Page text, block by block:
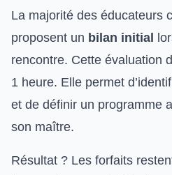
La majorité des éducateurs
proposent un bilan initial
rencontre. Cette évaluation
1 heure. Elle permet
et de définir un programme
son maître.
Résultat ? Les forfaits